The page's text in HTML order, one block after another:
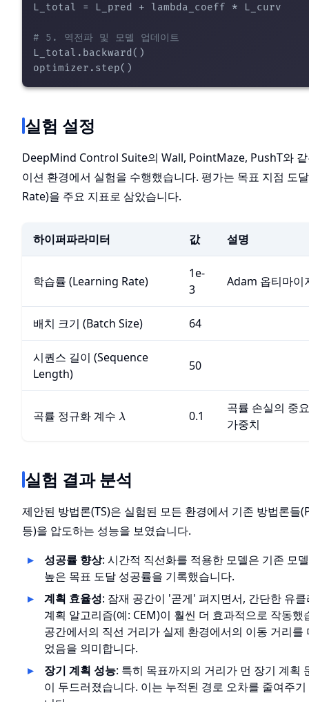
L_total = L_pred + lambda_coeff * L_curv
# 5. 역전파 및 모델 업데이트
L_total.backward()
실험 설정
DeepMind Control Suite의 Wall, PointMaze, PushT와
이션 환경에서 실험을 수행했습니다. 평가는 목표 지점 도
Rate)을 주요 지표로 삼았습니다.
하이퍼파라미터 값 설명
학습률 (Learning Rate)
1e-
3
Adam 옵티마이
배치 크기 (Batch Size) 64
시퀀스 길이 (Sequence
Length)
50
곡률 정규화 계수 \lambda
λ 0.1
곡률 손실의 중
가중치
실험 결과 분석
제안된 방법론(TS)은 실험된 모든 환경에서 기존 방법론
등)을 압도하는 성능을 보였습니다.
성공률 향상: 시간적 직선화를 적용한 모델은 기존 모
높은 목표 도달 성공률을 기록했습니다.
계획 효율성: 잠재 공간이 '곧게' 펴지면서, 간단한 유
계획 알고리즘(예: CEM)이 훨씬 더 효과적으로 작동했
공간에서의 직선 거리가 실제 환경에서의 이동 거리를
었음을 의미합니다.
장기 계획 성능: 특히 목표까지의 거리가 먼 장기 계획
이 두드러졌습니다. 이는 누적된 경로 오차를 줄여주